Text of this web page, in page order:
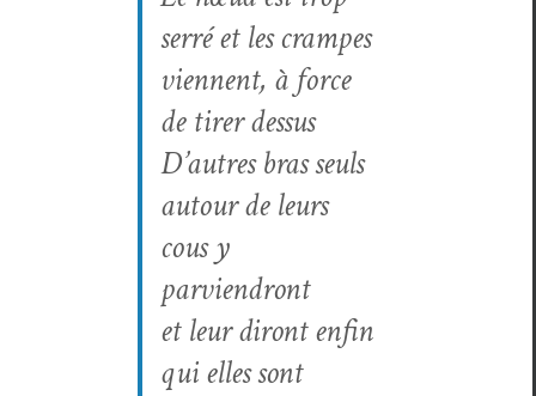
ser­ré et les crampes
vien­nent, à force
de tir­er dessus
D’autres bras seuls
autour de leurs
cous y
parviendront
et leur diront enfin
qui elles sont